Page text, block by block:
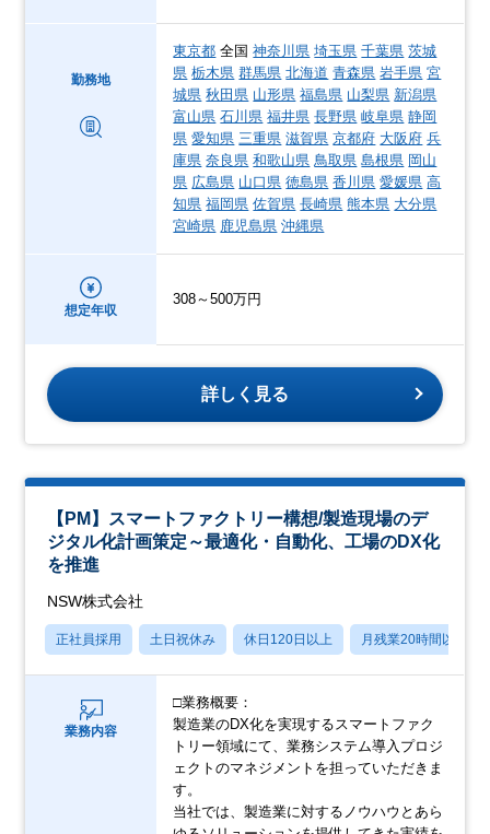
勤務地
東京都 全国神奈川県 埼玉県 千葉県 茨城
県 栃木県 群馬県 北海道 青森県 岩手県 宮
城県 秋田県 山形県 福島県 山梨県 新潟県
富山県 石川県 福井県 長野県 岐阜県 静岡
県 愛知県 三重県 滋賀県 京都府 大阪府 兵
庫県 奈良県 和歌山県 鳥取県 島根県 岡山
県 広島県 山口県 徳島県 香川県 愛媛県 高
知県 福岡県 佐賀県 長崎県 熊本県 大分県
宮崎県 鹿児島県 沖縄県
想定年収
308～500万円
詳しく見る
【PM】スマートファクトリー構想/製造現場のデ
ジタル化計画策定～最適化・自動化、工場のDX化
を推進
NSW株式会社
正社員採用 土日祝休み 休日120日以上 月残業20時間以内
業務内容
□業務概要：
製造業のDX化を実現するスマートファク
トリー領域にて、業務システム導入プロジ
ェクトのマネジメントを担っていただきま
す。
当社では、製造業に対するノウハウとあら